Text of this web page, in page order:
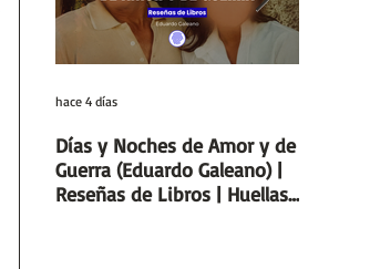
Días y Noches de Amor y de
Guerra (Eduardo Galeano) |
Reseñas de Libros | Huellas
hace 4 días